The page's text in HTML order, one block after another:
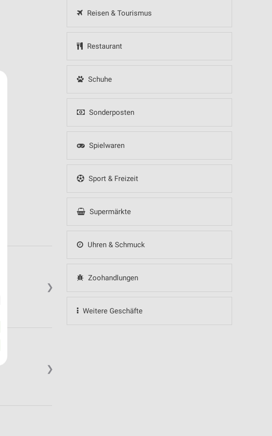
Reisen & Tourismus
Restaurant
Schuhe
Sonderposten
Spielwaren
Sport & Freizeit
Supermärkte
Uhren & Schmuck
Zoohandlungen
Weitere Geschäfte
❯
❯